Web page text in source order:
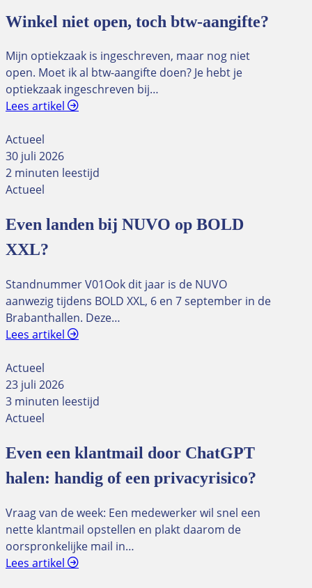
Winkel niet open, toch btw-aangifte?
Mijn optiekzaak is ingeschreven, maar nog niet
open. Moet ik al btw-aangifte doen? Je hebt je
optiekzaak ingeschreven bij…
Lees artikel
Actueel
30 juli 2026
2 minuten leestijd
Actueel
Even landen bij NUVO op BOLD
XXL?
Standnummer V01Ook dit jaar is de NUVO
aanwezig tijdens BOLD XXL, 6 en 7 september in de
Brabanthallen. Deze…
Lees artikel
Actueel
23 juli 2026
3 minuten leestijd
Actueel
Even een klantmail door ChatGPT
halen: handig of een privacyrisico?
Vraag van de week: Een medewerker wil snel een
nette klantmail opstellen en plakt daarom de
oorspronkelijke mail in…
Lees artikel